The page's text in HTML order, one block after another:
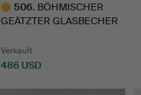
506. BÖHMISCHER
GEÄTZTER GLASBECHER
Verkauft
486 USD